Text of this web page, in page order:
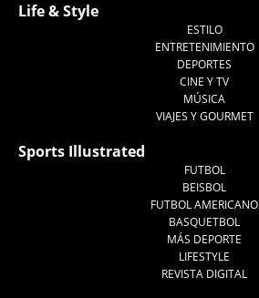
Life & Style
ESTILO
ENTRETENIMIENTO
DEPORTES
CINE Y TV
MÚSICA
VIAJES Y GOURMET
Sports Illustrated
FUTBOL
BEISBOL
FUTBOL AMERICANO
BASQUETBOL
MÁS DEPORTE
LIFESTYLE
REVISTA DIGITAL